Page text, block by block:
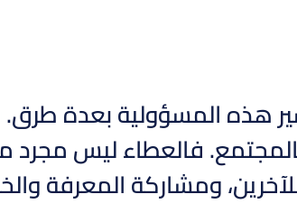
هذه المسؤولية بعدة طرق.
فالعطاء ليس مجرد
ومشاركة المعرفة